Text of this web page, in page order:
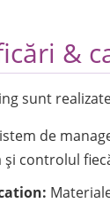
&
sunt
de
și controlul